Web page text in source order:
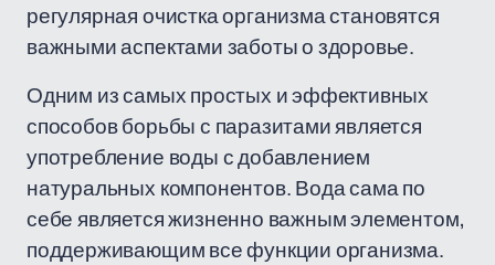
регулярная очистка организма становятся
важными аспектами заботы о здоровье.
Одним из самых простых и эффективных
способов борьбы с паразитами является
употребление воды с добавлением
натуральных компонентов. Вода сама по
себе является жизненно важным элементом,
поддерживающим все функции организма.